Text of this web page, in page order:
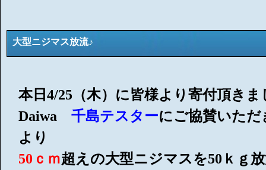
大型ニジマス放流♪
本日4/25（木）に皆様より寄付頂き
Daiwa 千島テスターにご協賛いただ
より
50ｃｍ超えの大型ニジマスを50ｋｇ